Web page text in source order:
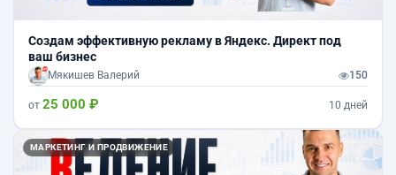
Создам эффективную рекламу в Яндекс. Директ под
ваш бизнес
Мякишев Валерий 150
от 25 000 ₽ 10 дней
МАРКЕТИНГ И ПРОДВИЖЕНИЕ